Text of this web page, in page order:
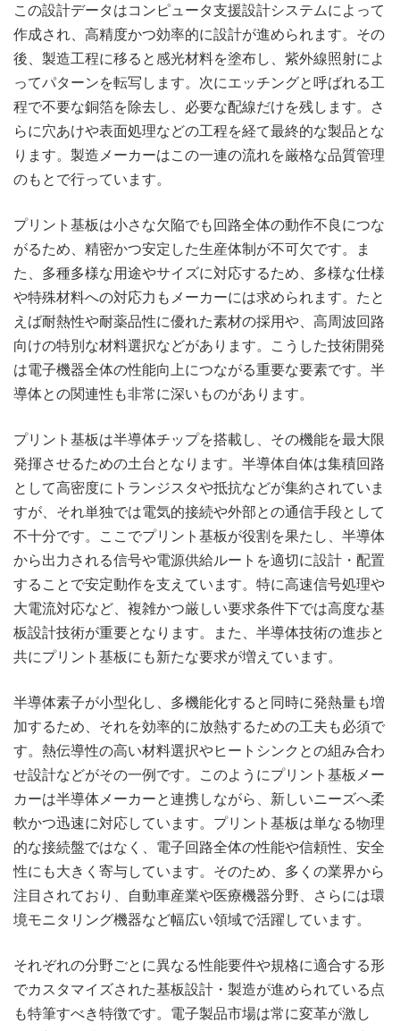
この設計データはコンピュータ支援設計システムによって
作成され、高精度かつ効率的に設計が進められます。その
後、製造工程に移ると感光材料を塗布し、紫外線照射によ
ってパターンを転写します。次にエッチングと呼ばれる工
程で不要な銅箔を除去し、必要な配線だけを残します。さ
らに穴あけや表面処理などの工程を経て最終的な製品とな
ります。製造メーカーはこの一連の流れを厳格な品質管理
のもとで行っています。
プリント基板は小さな欠陥でも回路全体の動作不良につな
がるため、精密かつ安定した生産体制が不可欠です。ま
た、多種多様な用途やサイズに対応するため、多様な仕様
や特殊材料への対応力もメーカーには求められます。たと
えば耐熱性や耐薬品性に優れた素材の採用や、高周波回路
向けの特別な材料選択などがあります。こうした技術開発
は電子機器全体の性能向上につながる重要な要素です。半
導体との関連性も非常に深いものがあります。
プリント基板は半導体チップを搭載し、その機能を最大限
発揮させるための土台となります。半導体自体は集積回路
として高密度にトランジスタや抵抗などが集約されていま
すが、それ単独では電気的接続や外部との通信手段として
不十分です。ここでプリント基板が役割を果たし、半導体
から出力される信号や電源供給ルートを適切に設計・配置
することで安定動作を支えています。特に高速信号処理や
大電流対応など、複雑かつ厳しい要求条件下では高度な基
板設計技術が重要となります。また、半導体技術の進歩と
共にプリント基板にも新たな要求が増えています。
半導体素子が小型化し、多機能化すると同時に発熱量も増
加するため、それを効率的に放熱するための工夫も必須で
す。熱伝導性の高い材料選択やヒートシンクとの組み合わ
せ設計などがその一例です。このようにプリント基板メー
カーは半導体メーカーと連携しながら、新しいニーズへ柔
軟かつ迅速に対応しています。プリント基板は単なる物理
的な接続盤ではなく、電子回路全体の性能や信頼性、安全
性にも大きく寄与しています。そのため、多くの業界から
注目されており、自動車産業や医療機器分野、さらには環
境モニタリング機器など幅広い領域で活躍しています。
それぞれの分野ごとに異なる性能要件や規格に適合する形
でカスタマイズされた基板設計・製造が進められている点
も特筆すべき特徴です。電子製品市場は常に変革が激し